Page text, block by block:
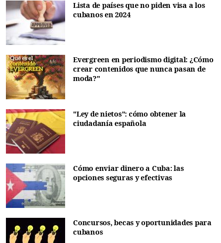
Lista de países que no piden visa a los
cubanos en 2024
Evergreen en periodismo digital: ¿Cómo
crear contenidos que nunca pasan de
moda?"
"Ley de nietos": cómo obtener la
ciudadanía española
Cómo enviar dinero a Cuba: las
opciones seguras y efectivas
Concursos, becas y oportunidades para
cubanos